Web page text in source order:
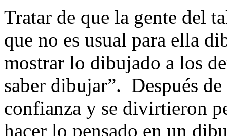
Tratar de que la gente del
que no es usual para ella
mostrar lo dibujado a los
saber dibujar”. Después
confianza y se divirtieron
hacer lo pensado en un